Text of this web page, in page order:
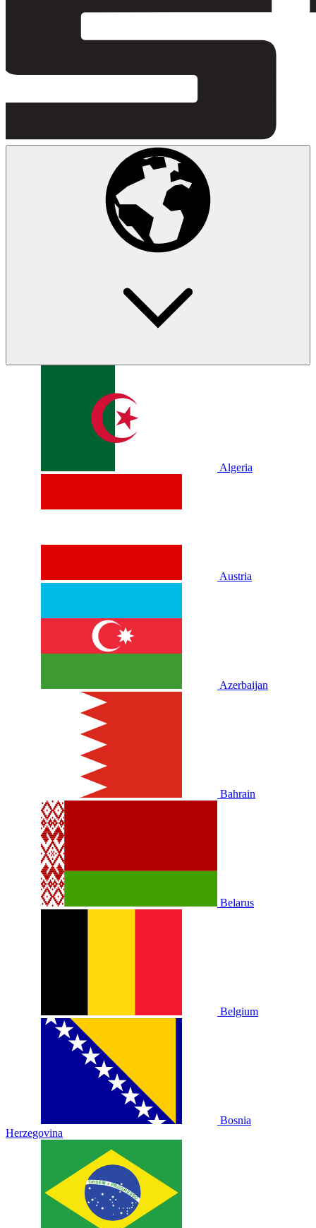
Algeria
Austria
Azerbaijan
Bahrain
Belarus
Belgium
Bosnia
Herzegovina